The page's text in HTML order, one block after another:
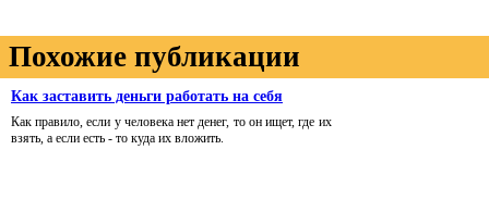
Похожие публикации
Как заставить деньги работать на себя
Как правило, если у человека нет денег, то он ищет, где их
взять, а если есть - то куда их вложить.